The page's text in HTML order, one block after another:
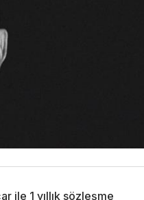
ile 1 yıllık sözleşme